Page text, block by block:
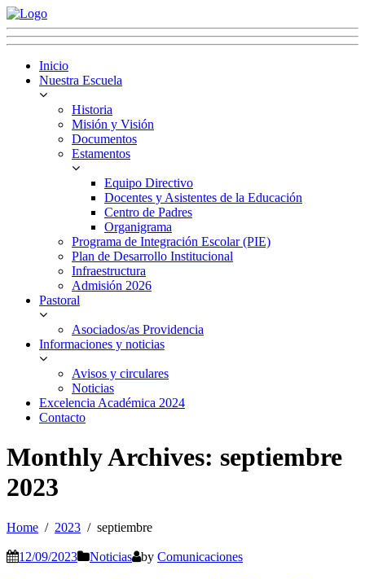
Inicio
Nuestra Escuela
Historia
Misión y Visión
Documentos
Estamentos
Equipo Directivo
Docentes y Asistentes de la Educación
Centro de Padres
Organigrama
Programa de Integración Escolar (PIE)
Plan de Desarrollo Institucional
Infraestructura
Admisión 2026
Pastoral
Asociados/as Providencia
Informaciones y noticias
Avisos y circulares
Noticias
Excelencia Académica 2024
Contacto
Monthly Archives: septiembre
2023
Home 2023 septiembre
12/09/2023 Noticias by Comunicaciones